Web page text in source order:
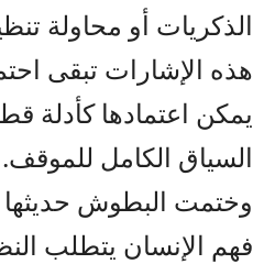
الذكريات أو محاولة
هذه الإشارات تبقى
يمكن اعتمادها كأدلة
السياق الكامل للموقف.
وختمت البطوش حديثها
فهم الإنسان يتطلب